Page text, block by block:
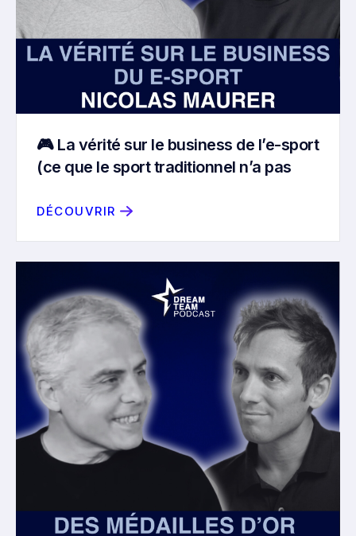
🎮 La vérité sur le business de l’e-sport
(ce que le sport traditionnel n’a pas
DÉCOUVRIR